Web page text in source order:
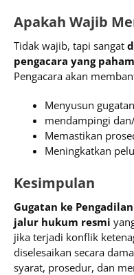
Apakah Wajib
Tidak wajib, tapi sangat
pengacara yang
Pengacara akan
Menyusun gugatan
mendampingi
Memastikan
Meningkatkan
Kesimpulan
Gugatan ke
jalur hukum resmi
jika terjadi konflik
diselesaikan secara
syarat, prosedur, dan